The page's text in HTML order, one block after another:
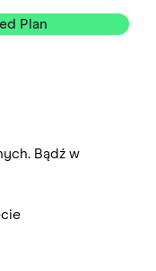
Plan
Bądź w